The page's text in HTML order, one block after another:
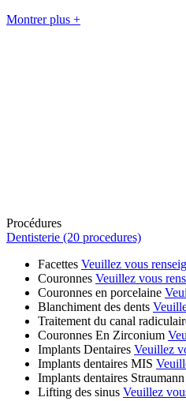
Montrer plus +
Procédures
Dentisterie (20 procedures)
Facettes Veuillez vous
Couronnes Veuillez vous
Couronnes en porcelaine
Blanchiment des dents
Traitement du canal
Couronnes En Zirconium
Implants Dentaires Veuillez
Implants dentaires MIS
Implants dentaires Straumann
Lifting des sinus Veuillez